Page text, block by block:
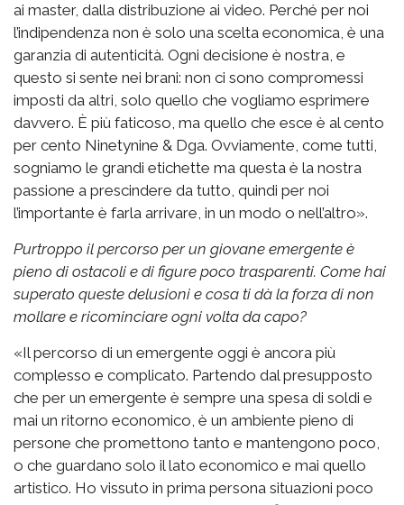
ai master, dalla distribuzione ai video. Perché per noi
l’indipendenza non è solo una scelta economica, è una
garanzia di autenticità. Ogni decisione è nostra, e
questo si sente nei brani: non ci sono compromessi
imposti da altri, solo quello che vogliamo esprimere
davvero. È più faticoso, ma quello che esce è al cento
per cento Ninetynine & Dga. Ovviamente, come tutti,
sogniamo le grandi etichette ma questa è la nostra
passione a prescindere da tutto, quindi per noi
l’importante è farla arrivare, in un modo o nell’altro».
Purtroppo il percorso per un giovane emergente è
pieno di ostacoli e di figure poco trasparenti. Come hai
superato queste delusioni e cosa ti dà la forza di non
mollare e ricominciare ogni volta da capo?
«Il percorso di un emergente oggi è ancora più
complesso e complicato. Partendo dal presupposto
che per un emergente è sempre una spesa di soldi e
mai un ritorno economico, è un ambiente pieno di
persone che promettono tanto e mantengono poco,
o che guardano solo il lato economico e mai quello
artistico. Ho vissuto in prima persona situazioni poco